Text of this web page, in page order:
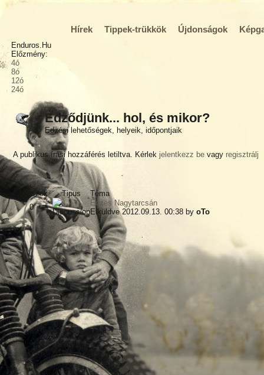
Hírek Tippek-trükkök Újdonságok
Enduros.Hu
Előzmény:
4ó
8ó
12ó
24ó
Edződjünk... hol, és mikor?
Edzési lehetőségek, helyeik, időpontjaik
A publikus írási hozzáférés letiltva. Kérlek jelentkezz be vagy regisztrálj
Válaszok Tipus
Téma
0
Edzés Nagytarcsán
Elküldve 2012.09.13. 00:38 by oTo